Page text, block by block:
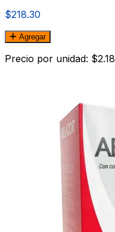
$218.30
Agregar
Precio por unidad: $2.18